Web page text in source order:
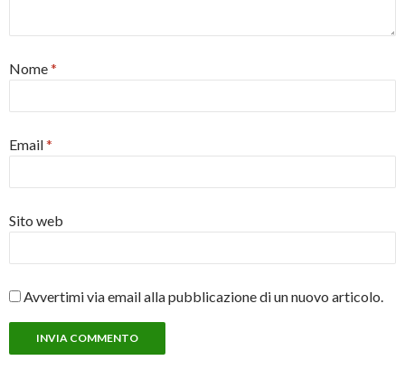
Nome*
Email*
Sito web
Avvertimi via email alla pubblicazione di un nuovo articolo.